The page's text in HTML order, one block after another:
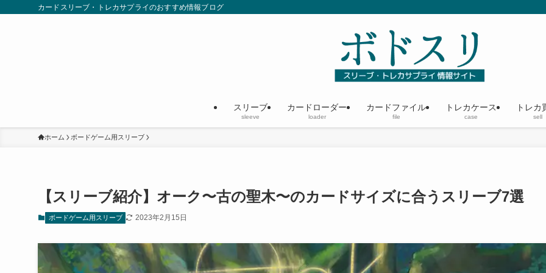
カードスリーブ・トレカサプライのおすすめ情報ブログ
スリーブ
sleeve
カードローダー
loader
カードファイル
file
トレカケース
case
トレカ
sell
ホーム ボードゲーム用スリーブ
【スリーブ紹介】オーク〜古の聖木〜のカードサイズに合うスリーブ7選
ボードゲーム用スリーブ 2023年2月15日